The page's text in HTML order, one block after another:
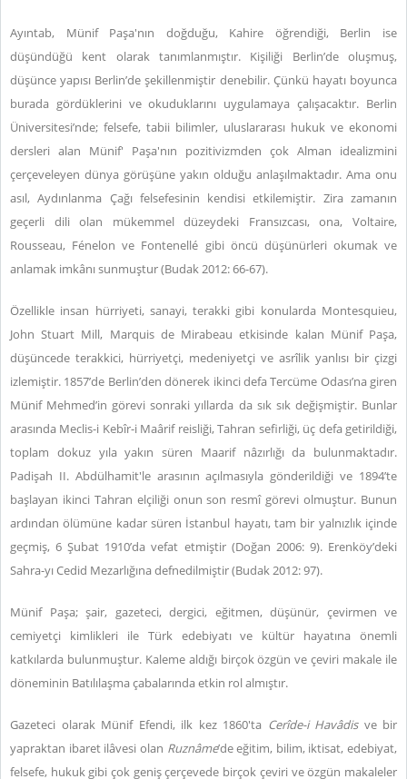
Ayıntab, Münif Paşa'nın doğduğu, Kahire öğrendiği, Berlin ise
düşündüğü kent olarak tanımlanmıştır. Kişiliği Berlin’de oluşmuş,
düşünce yapısı Berlin’de şekillenmiştir denebilir. Çünkü hayatı boyunca
burada gördüklerini ve okuduklarını uygulamaya çalışacaktır. Berlin
Üniversitesi’nde; felsefe, tabii bilimler, uluslararası hukuk ve ekonomi
dersleri alan Münif' Paşa'nın pozitivizmden çok Alman idealizmini
çerçeveleyen dünya görüşüne yakın olduğu anlaşılmaktadır. Ama onu
asıl, Aydınlanma Çağı felsefesinin kendisi etkilemiştir. Zira zamanın
geçerli dili olan mükemmel düzeydeki Fransızcası, ona, Voltaire,
Rousseau, Fénelon ve Fontenellé gibi öncü düşünürleri okumak ve
anlamak imkânı sunmuştur (Budak 2012: 66-67).
Özellikle insan hürriyeti, sanayi, terakki gibi konularda Montesquieu,
John Stuart Mill, Marquis de Mirabeau etkisinde kalan Münif Paşa,
düşüncede terakkici, hürriyetçi, medeniyetçi ve asrîlik yanlısı bir çizgi
izlemiştir. 1857’de Berlin’den dönerek ikinci defa Tercüme Odası’na giren
Münif Mehmed’in görevi sonraki yıllarda da sık sık değişmiştir. Bunlar
arasında Meclis-i Kebîr-i Maârif reisliği, Tahran sefirliği, üç defa getirildiği,
toplam dokuz yıla yakın süren Maarif nâzırlığı da bulunmaktadır.
Padişah II. Abdülhamit'le arasının açılmasıyla gönderildiği ve 1894’te
başlayan ikinci Tahran elçiliği onun son resmî görevi olmuştur. Bunun
ardından ölümüne kadar süren İstanbul hayatı, tam bir yalnızlık içinde
geçmiş, 6 Şubat 1910’da vefat etmiştir (Doğan 2006: 9). Erenköy’deki
Sahra-yı Cedid Mezarlığına defnedilmiştir (Budak 2012: 97).
Münif Paşa; şair, gazeteci, dergici, eğitmen, düşünür, çevirmen ve
cemiyetçi kimlikleri ile Türk edebiyatı ve kültür hayatına önemli
katkılarda bulunmuştur. Kaleme aldığı birçok özgün ve çeviri makale ile
döneminin Batılılaşma çabalarında etkin rol almıştır.
Gazeteci olarak Münif Efendi, ilk kez 1860'ta Cerîde-i Havâdisve bir
yapraktan ibaret ilâvesi olan Ruznâme’de eğitim, bilim, iktisat, edebiyat,
felsefe, hukuk gibi çok geniş çerçevede birçok çeviri ve özgün makaleler